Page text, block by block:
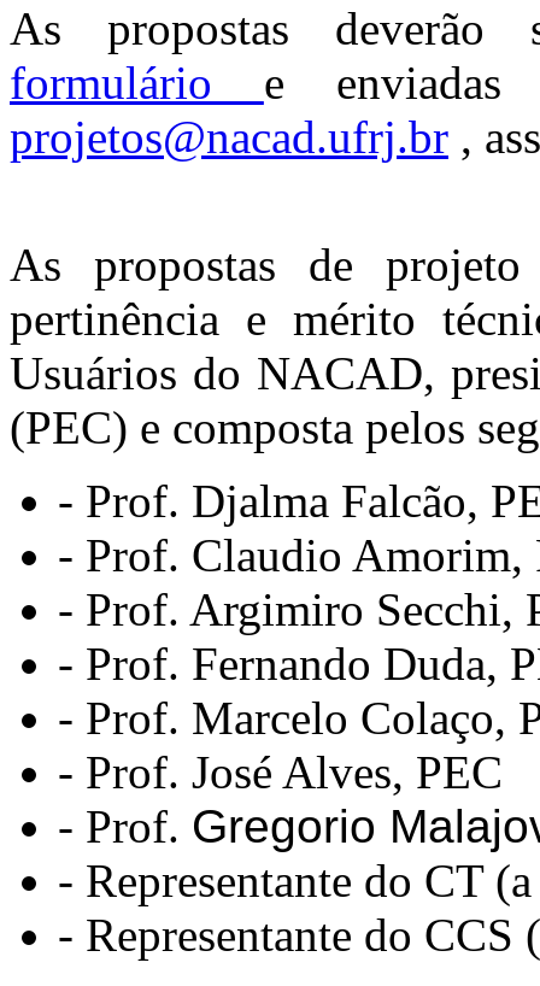
As propostas deverão
formulário
e enviadas
projetos@nacad.ufrj.br ,
As propostas de
pertinência e mérito
Usuários do NACAD,
(PEC) e composta pelos
- Prof. Djalma Falcão,
- Prof. Claudio Amorim,
- Prof. Argimiro Secchi,
- Prof. Fernando Duda,
- Prof. Marcelo Colaço,
- Prof. José Alves, PEC
- Prof. Gregorio
- Representante do CT
- Representante do CCS